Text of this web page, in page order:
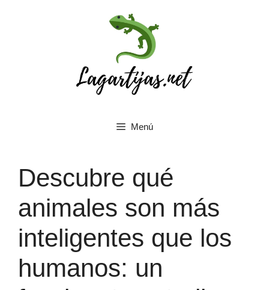
Menú
Descubre qué
animales son más
inteligentes que los
humanos: un